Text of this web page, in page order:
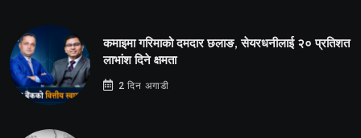
कमाइमा गरिमाको दमदार छलाङ, सेयरधनीलाई २० प्रतिशत
लाभांश दिने क्षमता
2 दिन अगाडी